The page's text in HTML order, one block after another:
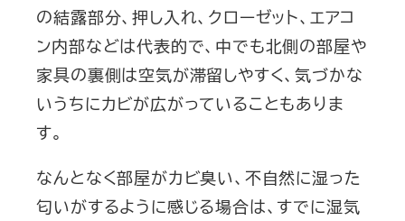
の結露部分、押し入れ、クローゼット、エアコ
ン内部などは代表的で、中でも北側の部屋や
家具の裏側は空気が滞留しやすく、気づかな
いうちにカビが広がっていることもありま
す。
なんとなく部屋がカビ臭い、不自然に湿った
匂いがするように感じる場合は、すでに湿気